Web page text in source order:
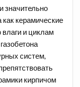
значительно
как керамические
и циклам
систем,
кирпичом